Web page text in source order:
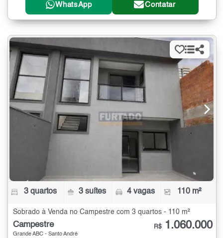
WhatsApp Contatar
3 quartos 3 suítes 4 vagas 110 m²
Sobrado à Venda no Campestre com 3 quartos - 110 m²
Campestre
Grande ABC - Santo André
R$ 1.060.000